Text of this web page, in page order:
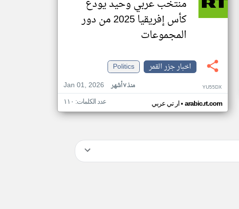
منتخب عربي وحيد يودع
كأس إفريقيا 2025 من دور
المجموعات
اخبار جزر القمر
Politics
Jan 01, 2026
منذ ٧ أشهر YU55DX
ار تي عربي• arabic.rt.com عدد الكلمات: ١١٠